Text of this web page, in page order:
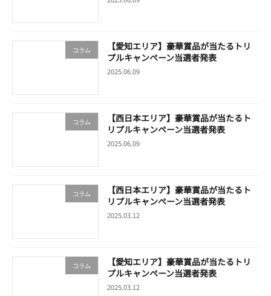
コラム
【愛知エリア】豪華賞品が当たるトリ
プルキャンペーン当選者発表
2025.06.09
コラム
【西日本エリア】豪華賞品が当たるト
リプルキャンペーン当選者発表
2025.06.09
コラム
【西日本エリア】豪華賞品が当たるト
リプルキャンペーン当選者発表
2025.03.12
コラム
【愛知エリア】豪華賞品が当たるトリ
プルキャンペーン当選者発表
2025.03.12